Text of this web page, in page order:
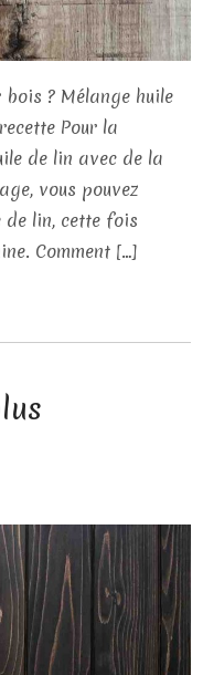
? Mélange huile
Pour la
de lin avec de la
vous pouvez
de lin, cette fois
Comment […]